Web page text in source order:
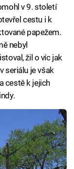
v 9. století
cestu i k
papežem.
nebyl
žil o víc jak
seriálu je však
cestě k jejich